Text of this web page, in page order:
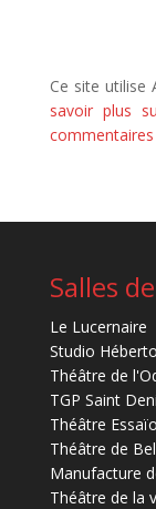
Ce site utilise
savoir plus
Salles
Le Lucernaire
Studio
Théâtre de
TGP Saint
Théâtre
Théâtre de
Manufacture
Théâtre de la